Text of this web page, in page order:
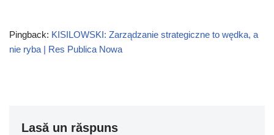
Pingback: KISILOWSKI: Zarządzanie strategiczne to wędka, a
nie ryba | Res Publica Nowa
Lasă un răspuns